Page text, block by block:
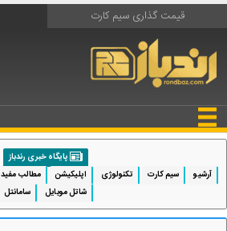
قیمت گذاری سیم کارت
پایگاه خبری رندباز
آرشیو
سیم کارت تکنولوژی اپلیکیشن مطالب مفید
شاتل موبایل
سامانتل